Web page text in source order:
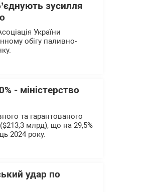
зусилля
України
обігу паливно-
- міністерство
та гарантованого
млрд), що на 29,5%
2024 року.
удар по